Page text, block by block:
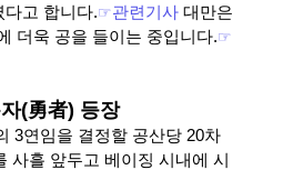
다고 합니다.☞관련기사 대만은
더욱 공을 들이는 중입니다.☞
(勇者) 등장
3연임을 결정할 공산당 20차
사흘 앞두고 베이징 시내에 시